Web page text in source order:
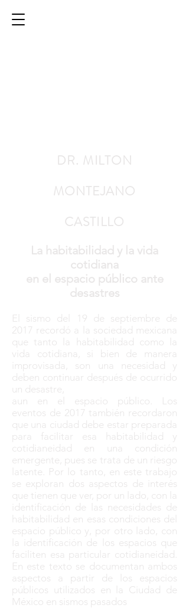
DR. MILTON
MONTEJANO
CASTILLO
La habitabilidad y la vida
cotidiana
en el espacio público ante
desastres
El sismo del 19 de septiembre de
2017 recordó a la sociedad mexicana
que tanto la habitabilidad como la
vida cotidiana, si bien de manera
improvisada, son una necesidad y
deben continuar después de ocurrido
un desastre,
aun en el espacio público. Los
eventos de 2017 también recordaron
que una ciudad debe estar preparada
para facilitar esa habitabilidad y
cotidianeidad en una condición
emergente, pues se trata de un riesgo
latente. Por lo tanto, en este trabajo
se exploran dos aspectos de interés
que tienen que ver, por un lado, con la
identificación de las necesidades de
habitabilidad en esas condiciones del
espacio público y, por otro lado, con
la identificación de los espacios que
faciliten esa particular cotidianeidad.
En este texto se documentan ambos
aspectos a partir de los espacios
públicos utilizados en la Ciudad de
México en sismos pasados